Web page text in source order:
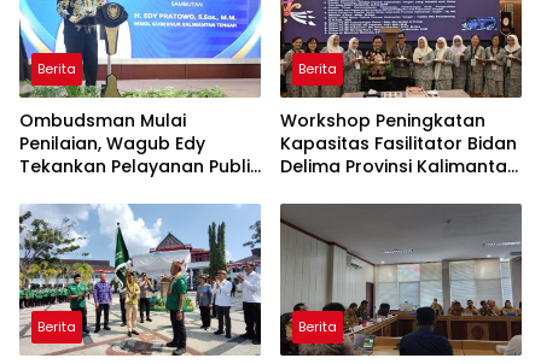
Berita
Ombudsman Mulai
Penilaian, Wagub Edy
Tekankan Pelayanan Publik
Berita
Workshop Peningkatan
Kapasitas Fasilitator Bidan
Delima Provinsi Kalimantan
Berita Berita